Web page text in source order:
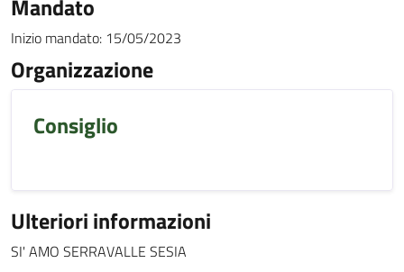
Mandato
Inizio mandato: 15/05/2023
Organizzazione
Consiglio
Ulteriori informazioni
SI' AMO SERRAVALLE SESIA